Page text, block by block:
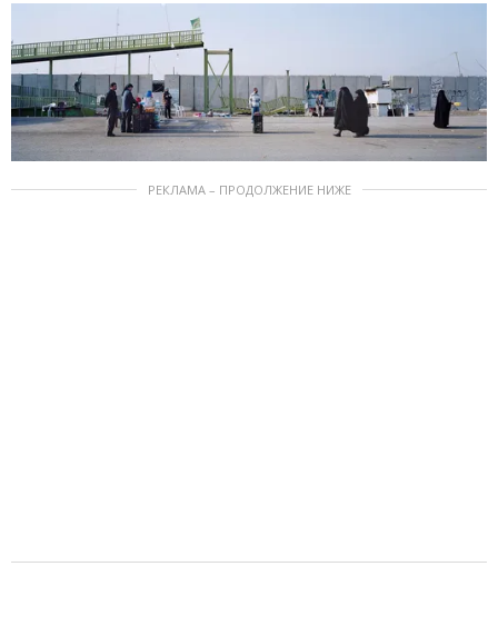
РЕКЛАМА – ПРОДОЛЖЕНИЕ НИЖЕ